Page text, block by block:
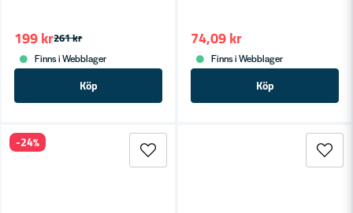
261 kr
199 kr
Finns i Webblager
Köp
74,09 kr
Finns i Webblager
Köp
-24%